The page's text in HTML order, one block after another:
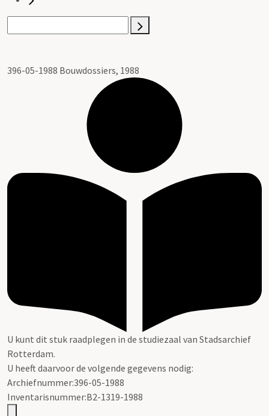
396-05-1988 Bouwdossiers, 1988
U kunt dit stuk raadplegen in de studiezaal van Stadsarchief
Rotterdam.
U heeft daarvoor de volgende gegevens nodig:
Archiefnummer:396-05-1988
Inventarisnummer:B2-1319-1988